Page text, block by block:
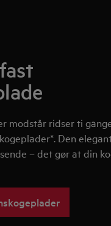
modstår ridser ti
Den
– det gør at din